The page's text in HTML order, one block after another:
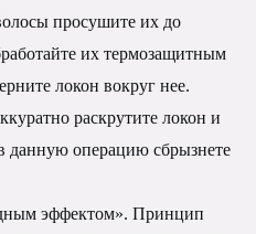
просушите их до
их термозащитным
локон вокруг нее.
раскрутите локон и
данную операцию сбрызнете
эффектом». Принцип